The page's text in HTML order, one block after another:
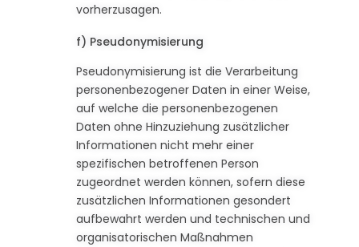
vorherzusagen.
f) Pseudonymisierung
Pseudonymisierung ist die Verarbeitung
personenbezogener Daten in einer Weise,
auf welche die personenbezogenen
Daten ohne Hinzuziehung zusätzlicher
Informationen nicht mehr einer
spezifischen betroffenen Person
zugeordnet werden können, sofern diese
zusätzlichen Informationen gesondert
aufbewahrt werden und technischen und
organisatorischen Maßnahmen